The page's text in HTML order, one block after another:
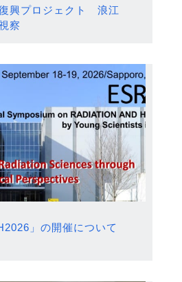
興プロジェクト 浪江
察
」の開催について